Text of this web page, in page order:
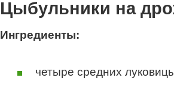
Цыбульники на
Ингредиенты:
четыре средних